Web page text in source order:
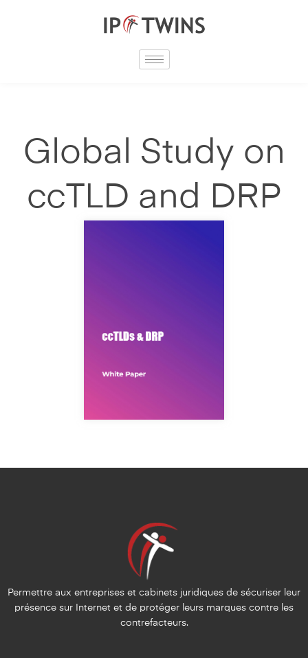
Global Study on
ccTLD and DRP
Permettre aux entreprises et cabinets juridiques de sécuriser leur
présence sur Internet et de protéger leurs marques contre les
contrefacteurs.